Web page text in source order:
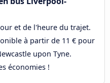
et de l'heure du trajet.
à partir de 11 € pour
upon Tyne.
économies !